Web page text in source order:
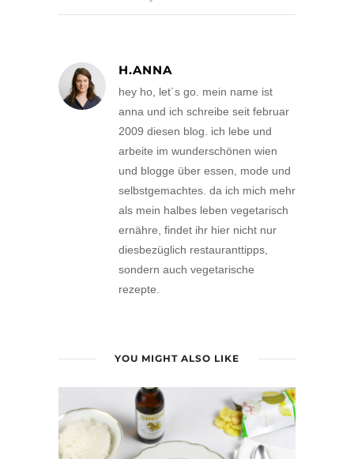
H.ANNA
hey ho, let´s go. mein name ist
anna und ich schreibe seit februar
2009 diesen blog. ich lebe und
arbeite im wunderschönen wien
und blogge über essen, mode und
selbstgemachtes. da ich mich mehr
als mein halbes leben vegetarisch
ernähre, findet ihr hier nicht nur
diesbezüglich restauranttipps,
sondern auch vegetarische
rezepte.
YOU MIGHT ALSO LIKE